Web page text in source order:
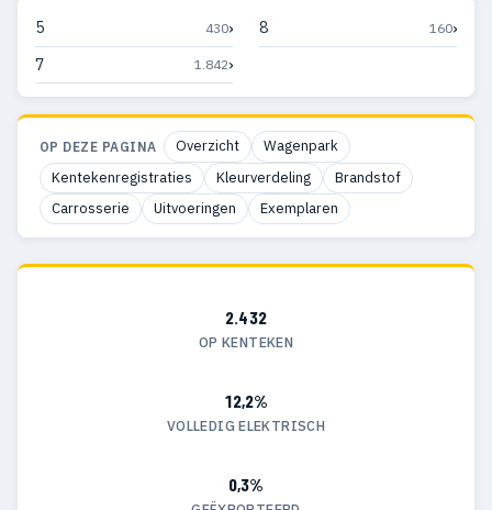
5 430›
7 1.842›
8 160›
OP DEZE PAGINA Overzicht
Wagenpark
Kentekenregistraties
Kleurverdeling
Brandstof
Carrosserie
Uitvoeringen Exemplaren
2.432
OP KENTEKEN
12,2%
VOLLEDIG ELEKTRISCH
0,3%